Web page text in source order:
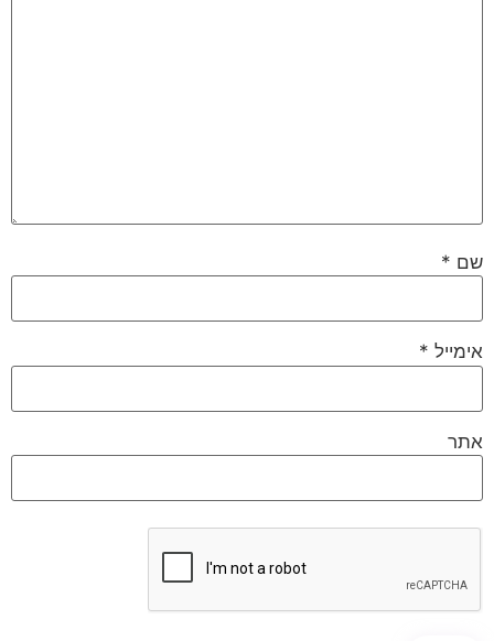
שם *
אימייל *
אתר